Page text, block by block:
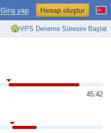
VPS Deneme Süresini Başlat
Giriş yap Hesap oluştur
45.42